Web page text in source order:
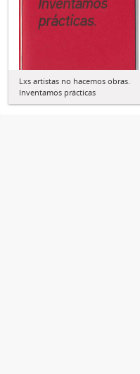
Lxs artistas no hacemos obras.
Inventamos prácticas